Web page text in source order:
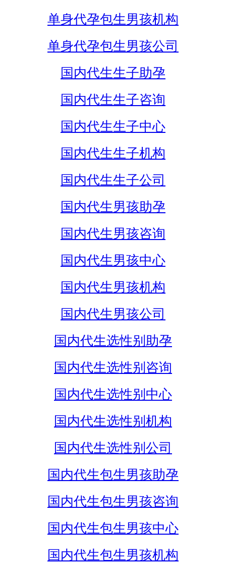
单身代孕包生男孩机构
单身代孕包生男孩公司
国内代生生子助孕
国内代生生子咨询
国内代生生子中心
国内代生生子机构
国内代生生子公司
国内代生男孩助孕
国内代生男孩咨询
国内代生男孩中心
国内代生男孩机构
国内代生男孩公司
国内代生选性别助孕
国内代生选性别咨询
国内代生选性别中心
国内代生选性别机构
国内代生选性别公司
国内代生包生男孩助孕
国内代生包生男孩咨询
国内代生包生男孩中心
国内代生包生男孩机构